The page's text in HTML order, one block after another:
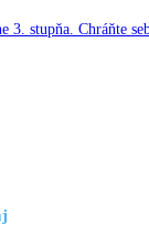
3. stupňa. Chráňte